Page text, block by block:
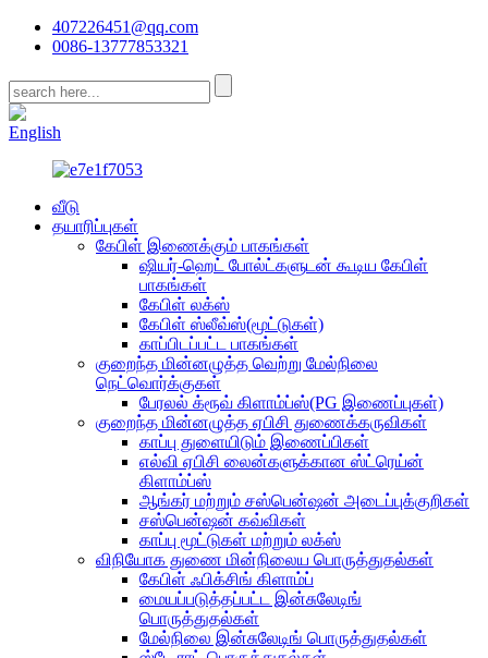
407226451@qq.com
0086-13777853321
English
வீடு
தயாரிப்புகள்
கேபிள் இணைக்கும் பாகங்கள்
ஷியர்-ஹெட் போல்ட்களுடன் கூடிய கேபிள்
பாகங்கள்
கேபிள் லக்ஸ்
கேபிள் ஸ்லீவ்ஸ்(மூட்டுகள்)
காப்பிடப்பட்ட பாகங்கள்
குறைந்த மின்னழுத்த வெற்று மேல்நிலை
நெட்வொர்க்குகள்
பேரலல் க்ரூவ் கிளாம்ப்ஸ்(PG இணைப்புகள்)
குறைந்த மின்னழுத்த ஏபிசி துணைக்கருவிகள்
காப்பு துளையிடும் இணைப்பிகள்
எல்வி ஏபிசி லைன்களுக்கான ஸ்ட்ரெய்ன்
கிளாம்ப்ஸ்
ஆங்கர் மற்றும் சஸ்பென்ஷன் அடைப்புக்குறிகள்
சஸ்பென்ஷன் கவ்விகள்
காப்பு மூட்டுகள் மற்றும் லக்ஸ்
விநியோக துணை மின்நிலைய பொருத்துதல்கள்
கேபிள் ஃபிக்சிங் கிளாம்ப்
மையப்படுத்தப்பட்ட இன்சுலேடிங்
பொருத்துதல்கள்
மேல்நிலை இன்சுலேடிங் பொருத்துதல்கள்